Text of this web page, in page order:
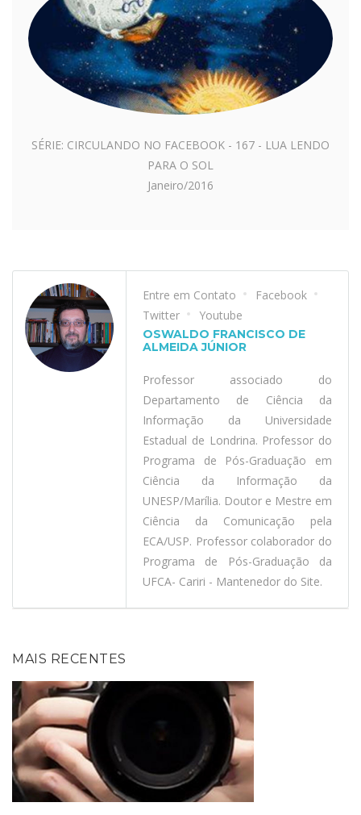
SÉRIE: CIRCULANDO NO FACEBOOK - 167 - LUA LENDO
PARA O SOL
Janeiro/2016
Entre em Contato
Facebook
Twitter
Youtube
OSWALDO FRANCISCO DE
ALMEIDA JÚNIOR
Professor associado do
Departamento de Ciência da
Informação da Universidade
Estadual de Londrina. Professor do
Programa de Pós-Graduação em
Ciência da Informação da
UNESP/Marília. Doutor e Mestre em
Ciência da Comunicação pela
ECA/USP. Professor colaborador do
Programa de Pós-Graduação da
UFCA- Cariri - Mantenedor do Site.
MAIS RECENTES